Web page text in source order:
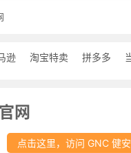
逊 淘宝特卖 拼多多
网
点击这里，访问 GNC 健